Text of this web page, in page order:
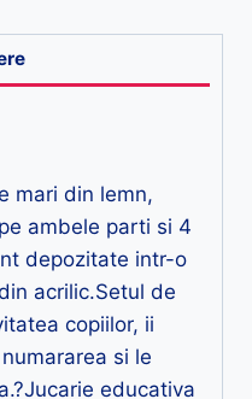
mari din lemn,
ambele parti si 4
depozitate intr-o
acrilic.Setul de
copiilor, ii
si le
educativa